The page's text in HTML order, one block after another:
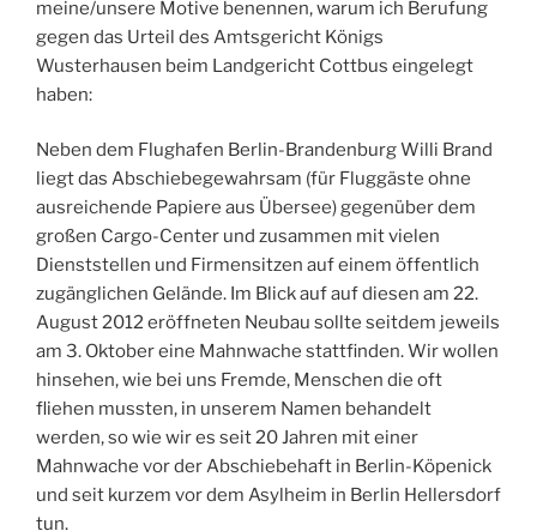
meine/unsere Motive benennen, warum ich Berufung
gegen das Urteil des Amtsgericht Königs
Wusterhausen beim Landgericht Cottbus eingelegt
haben:
Neben dem Flughafen Berlin-Brandenburg Willi Brand
liegt das Abschiebegewahrsam (für Fluggäste ohne
ausreichende Papiere aus Übersee) gegenüber dem
großen Cargo-Center und zusammen mit vielen
Dienststellen und Firmensitzen auf einem öffentlich
zugänglichen Gelände. Im Blick auf auf diesen am 22.
August 2012 eröffneten Neubau sollte seitdem jeweils
am 3. Oktober eine Mahnwache stattfinden. Wir wollen
hinsehen, wie bei uns Fremde, Menschen die oft
fliehen mussten, in unserem Namen behandelt
werden, so wie wir es seit 20 Jahren mit einer
Mahnwache vor der Abschiebehaft in Berlin-Köpenick
und seit kurzem vor dem Asylheim in Berlin Hellersdorf
tun.